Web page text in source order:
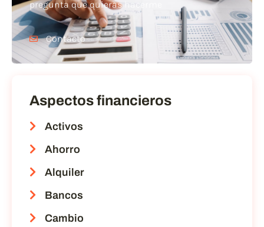
pregunta que quieras hacerme
Contacto
Aspectos financieros
Activos
Ahorro
Alquiler
Bancos
Cambio